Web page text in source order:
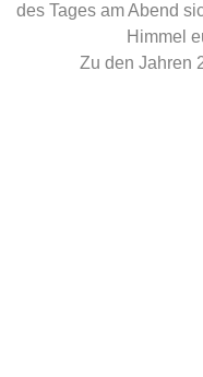
des Tages am Abend
Himmel
Zu den Jahren